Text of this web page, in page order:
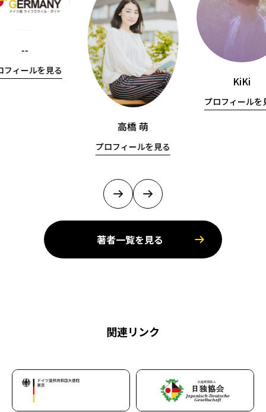
--
フィールを見る
高橋 萌
プロフィールを見る
KiKi
プロフィールを
著者一覧を見る
関連リンク